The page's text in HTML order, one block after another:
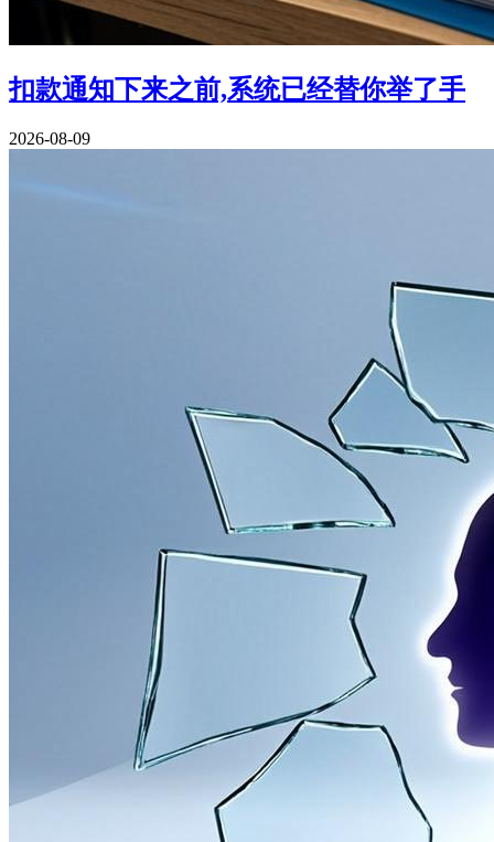
扣款通知下来之前,系统已经替你举了手
2026-08-09